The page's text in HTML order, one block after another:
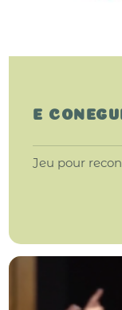
E
Jeu pour